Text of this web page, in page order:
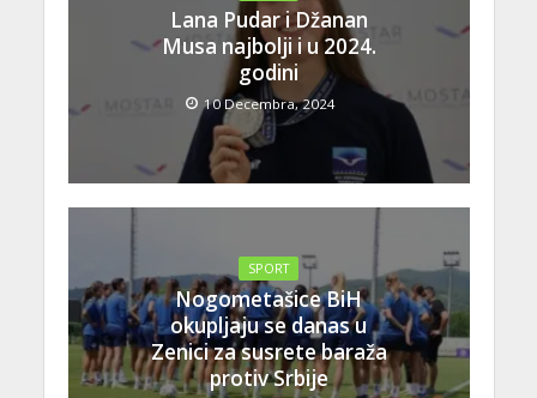
Lana Pudar i Džanan
Musa najbolji i u 2024.
godini
10 Decembra, 2024
SPORT
Nogometašice BiH
okupljaju se danas u
Zenici za susrete baraža
protiv Srbije